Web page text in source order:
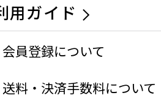
用ガイド
会員登録について
送料・決済手数料について